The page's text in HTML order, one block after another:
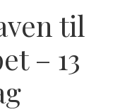
til
– 13